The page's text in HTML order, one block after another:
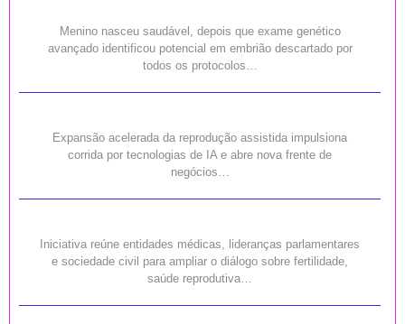
Menino nasceu saudável, depois que exame genético
avançado identificou potencial em embrião descartado por
todos os protocolos…
Expansão acelerada da reprodução assistida impulsiona
corrida por tecnologias de IA e abre nova frente de
negócios…
Iniciativa reúne entidades médicas, lideranças parlamentares
e sociedade civil para ampliar o diálogo sobre fertilidade,
saúde reprodutiva…